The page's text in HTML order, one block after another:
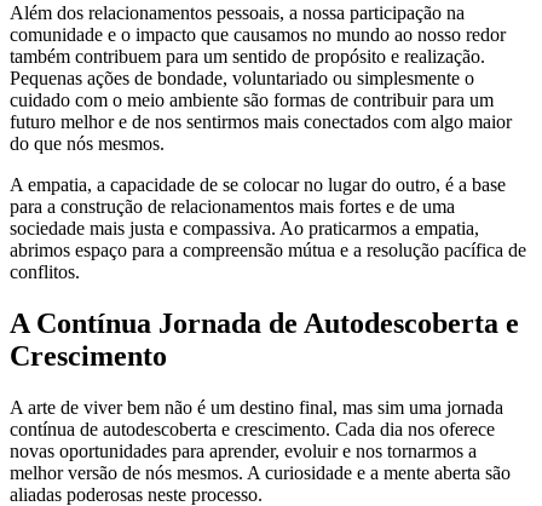
Além dos relacionamentos pessoais, a nossa participação na
comunidade e o impacto que causamos no mundo ao nosso redor
também contribuem para um sentido de propósito e realização.
Pequenas ações de bondade, voluntariado ou simplesmente o
cuidado com o meio ambiente são formas de contribuir para um
futuro melhor e de nos sentirmos mais conectados com algo maior
do que nós mesmos.
A empatia, a capacidade de se colocar no lugar do outro, é a base
para a construção de relacionamentos mais fortes e de uma
sociedade mais justa e compassiva. Ao praticarmos a empatia,
abrimos espaço para a compreensão mútua e a resolução pacífica de
conflitos.
A Contínua Jornada de Autodescoberta e
Crescimento
A arte de viver bem não é um destino final, mas sim uma jornada
contínua de autodescoberta e crescimento. Cada dia nos oferece
novas oportunidades para aprender, evoluir e nos tornarmos a
melhor versão de nós mesmos. A curiosidade e a mente aberta são
aliadas poderosas neste processo.